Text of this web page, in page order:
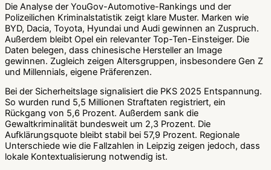
Die Analyse der YouGov-Automotive-Rankings und der
Polizeilichen Kriminalstatistik zeigt klare Muster. Marken wie
BYD, Dacia, Toyota, Hyundai und Audi gewinnen an Zuspruch.
Außerdem bleibt Opel ein relevanter Top-Ten-Einsteiger. Die
Daten belegen, dass chinesische Hersteller an Image
gewinnen. Zugleich zeigen Altersgruppen, insbesondere Gen Z
und Millennials, eigene Präferenzen.
Bei der Sicherheitslage signalisiert die PKS 2025 Entspannung.
So wurden rund 5,5 Millionen Straftaten registriert, ein
Rückgang von 5,6 Prozent. Außerdem sank die
Gewaltkriminalität bundesweit um 2,3 Prozent. Die
Aufklärungsquote bleibt stabil bei 57,9 Prozent. Regionale
Unterschiede wie die Fallzahlen in Leipzig zeigen jedoch, dass
lokale Kontextualisierung notwendig ist.